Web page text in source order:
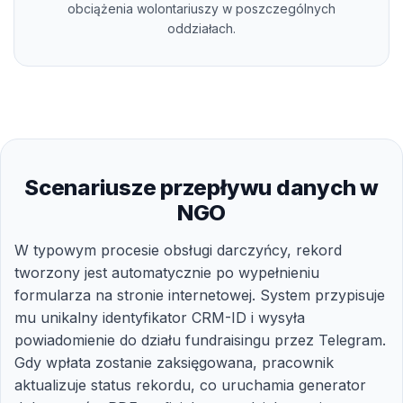
obciążenia wolontariuszy w poszczególnych
oddziałach.
Scenariusze przepływu danych w
NGO
W typowym procesie obsługi darczyńcy, rekord
tworzony jest automatycznie po wypełnieniu
formularza na stronie internetowej. System przypisuje
mu unikalny identyfikator CRM-ID i wysyła
powiadomienie do działu fundraisingu przez Telegram.
Gdy wpłata zostanie zaksięgowana, pracownik
aktualizuje status rekordu, co uruchamia generator